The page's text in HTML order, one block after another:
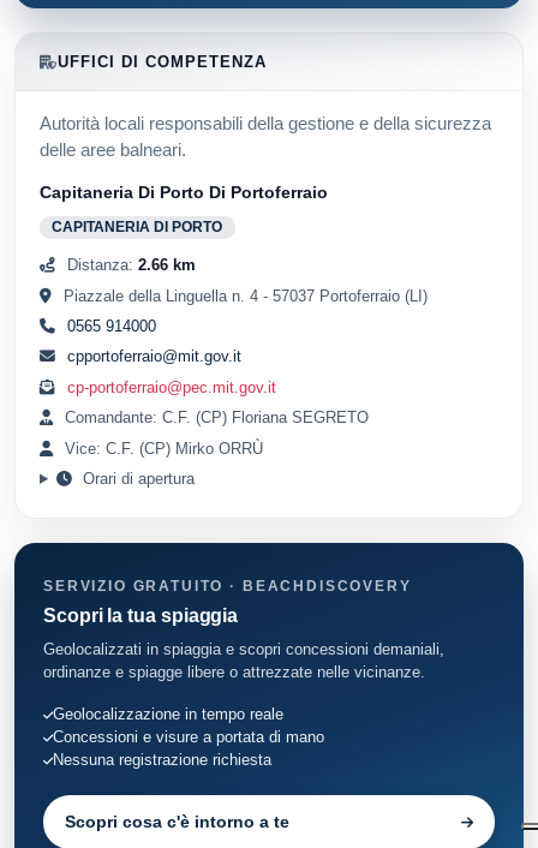
UFFICI DI COMPETENZA
Autorità locali responsabili della gestione e della sicurezza
delle aree balneari.
Capitaneria Di Porto Di Portoferraio
CAPITANERIA DI PORTO
Distanza: 2.66 km
Piazzale della Linguella n. 4 - 57037 Portoferraio (LI)
0565 914000
cpportoferraio@mit.gov.it
cp-portoferraio@pec.mit.gov.it
Comandante: C.F. (CP) Floriana SEGRETO
Vice: C.F. (CP) Mirko ORRÙ
Orari di apertura
SERVIZIO GRATUITO · BEACHDISCOVERY
Scopri la tua spiaggia
Geolocalizzati in spiaggia e scopri concessioni demaniali,
ordinanze e spiagge libere o attrezzate nelle vicinanze.
Geolocalizzazione in tempo reale
Concessioni e visure a portata di mano
Nessuna registrazione richiesta
Scopri cosa c'è intorno a te